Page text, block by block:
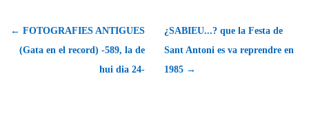
← FOTOGRAFIES ANTIGUES
(Gata en el record) -589, la de
hui dia 24-
¿SABIEU...? que la Festa de
Sant Antoni es va reprendre en
1985 →